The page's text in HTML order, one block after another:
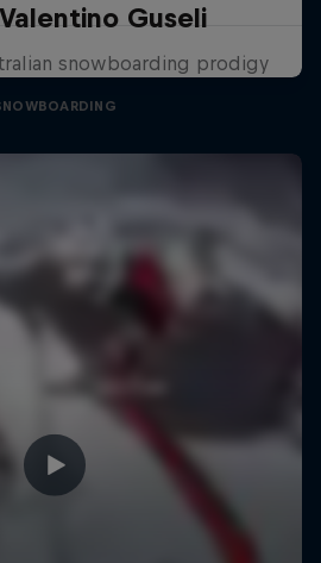
Guseli
snowboarding prodigy